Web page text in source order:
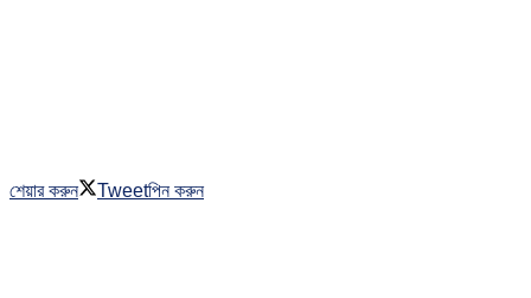
শেয়ার করুন Tweetপিন করুন